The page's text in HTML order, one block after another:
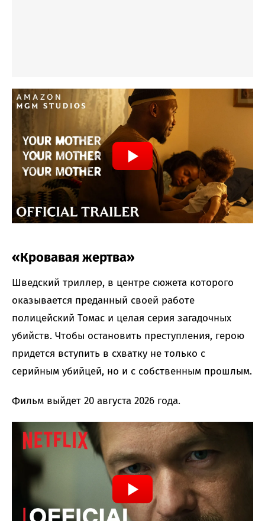
«Кровавая жертва»
Шведский триллер, в центре сюжета которого
оказывается преданный своей работе
полицейский Томас и целая серия загадочных
убийств. Чтобы остановить преступления, герою
придется вступить в схватку не только с
серийным убийцей, но и с собственным прошлым.
Фильм выйдет 20 августа 2026 года.